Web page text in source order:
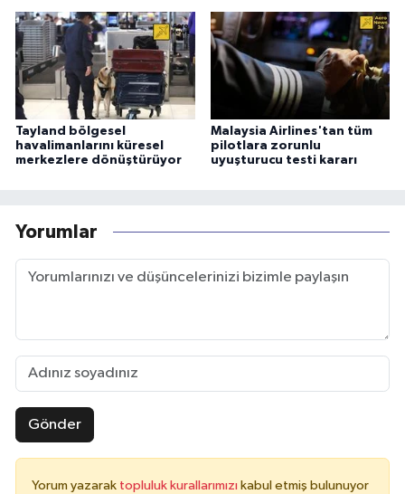
Tayland bölgesel
havalimanlarını küresel
merkezlere dönüştürüyor
Malaysia Airlines'tan tüm
pilotlara zorunlu
uyuşturucu testi kararı
Yorumlar
Gönder
Yorum yazarak topluluk kurallarımızı kabul etmiş bulunuyor